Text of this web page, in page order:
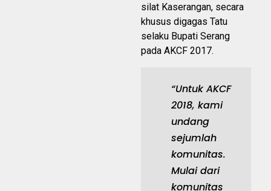
silat Kaserangan, secara
khusus digagas Tatu
selaku Bupati Serang
pada AKCF 2017.
“Untuk AKCF
2018, kami
undang
sejumlah
komunitas.
Mulai dari
komunitas